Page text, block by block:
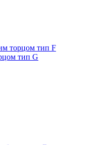
торцом тип F
тип G